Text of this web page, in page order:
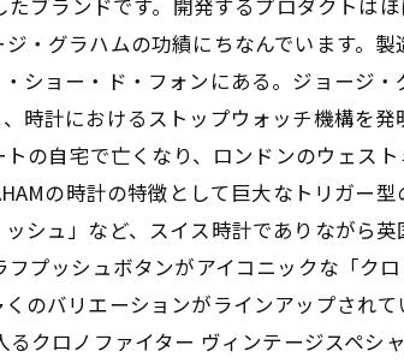
ブランドです。開発するプロダクトは
・グラハムの功績にちなんでいます。
ショー・ド・フォンにある。ジョージ
時計におけるストップウォッチ機構を
の自宅で亡くなり、ロンドンのウェス
の時計の特徴として巨大なトリガー
シュ」など、スイス時計でありながら
プッシュボタンがアイコニックな「ク
のバリエーションがラインアップされ
クロノファイター ヴィンテージスペシ